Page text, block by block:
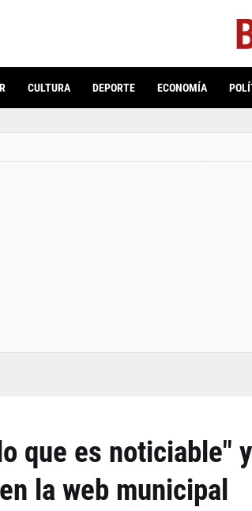
CULTURA DEPORTE ECONOMÍA
que es noticiable"
la web municipal